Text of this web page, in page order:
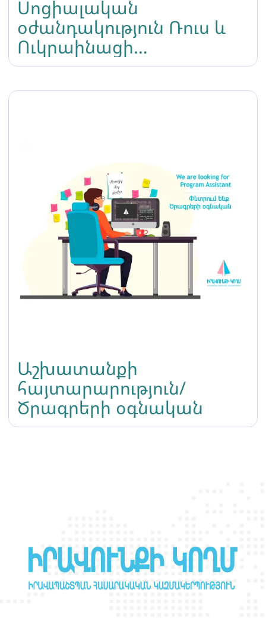
Սոցիալական
օժանդակություն Ռուս և
Ուկրաինացի
ներգաղթյալներին
Աշխատանքի
հայտարարություն/
Ծրագրերի օգնական